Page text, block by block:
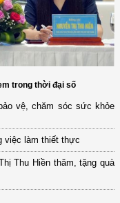
trong thời đại số
vệ, chăm sóc sức khỏe
việc làm thiết thực
Thu Hiền thăm, tặng quà
Khoa học, công nghệ và
số 2415/QĐ-TTg ngày
trình mục tiêu quốc gia